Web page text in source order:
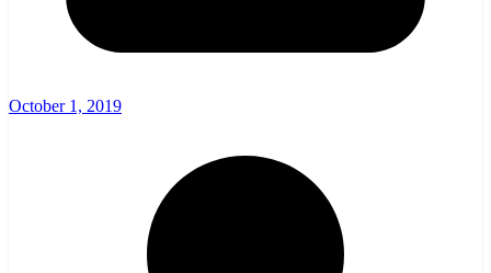
October 1, 2019